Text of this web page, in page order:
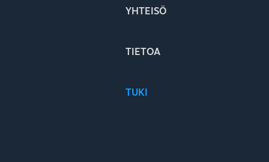
YHTEISÖ
TIETOA
TUKI